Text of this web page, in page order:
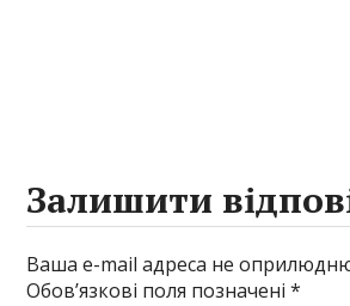
Залишити
Ваша e-mail адреса не
Обов’язкові поля позначені*